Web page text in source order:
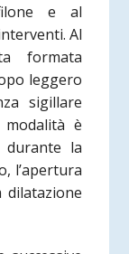
e al
Al
formata
leggero
sigillare
è
la
l’apertura